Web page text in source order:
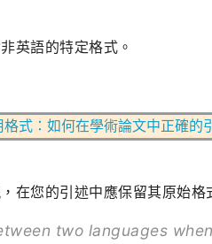
英語的特定格式。
式：如何在學術論文中正確的
在您的引述中應保留其原始格
two languages